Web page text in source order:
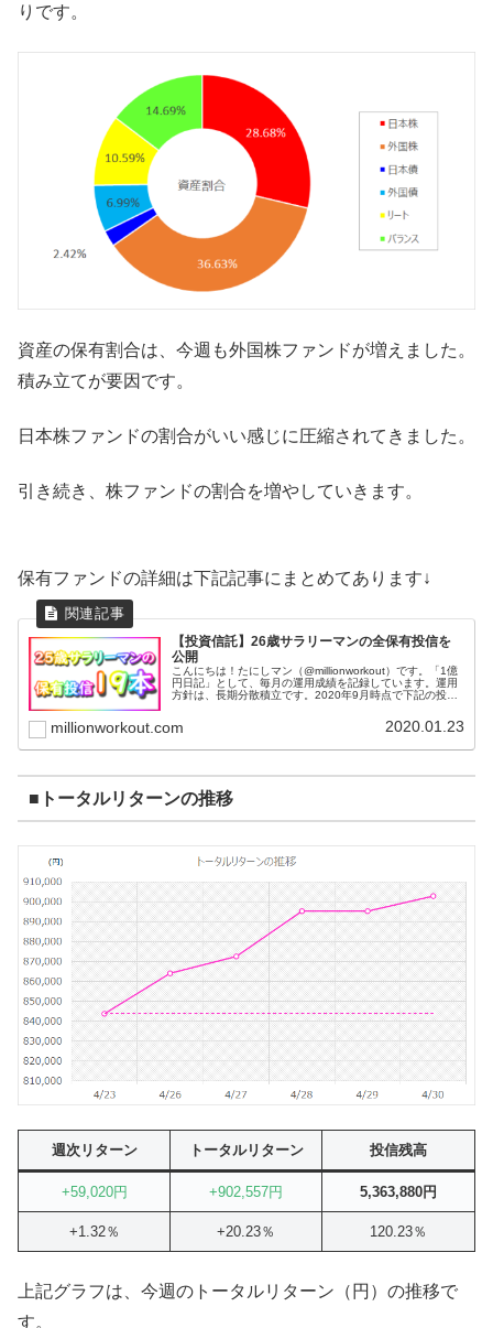
りです。
資産の保有割合は、今週も外国株ファンドが増えました。
積み立てが要因です。
日本株ファンドの割合がいい感じに圧縮されてきました。
引き続き、株ファンドの割合を増やしていきます。
保有ファンドの詳細は下記記事にまとめてあります↓
【投資信託】26歳サラリーマンの全保有投信を
公開
こんにちは！たにしマン（@millionworkout）です。「1億
円日記」として、毎月の運用成績を記録しています。運用
方針は、長期分散積立です。2020年9月時点で下記の投資
millionworkout.com 2020.01.23
■トータルリターンの推移
週次リターン トータルリターン 投信残高
+59,020円 +902,557円 5,363,880円
+1.32％ +20.23％ 120.23％
上記グラフは、今週のトータルリターン（円）の推移で
す。